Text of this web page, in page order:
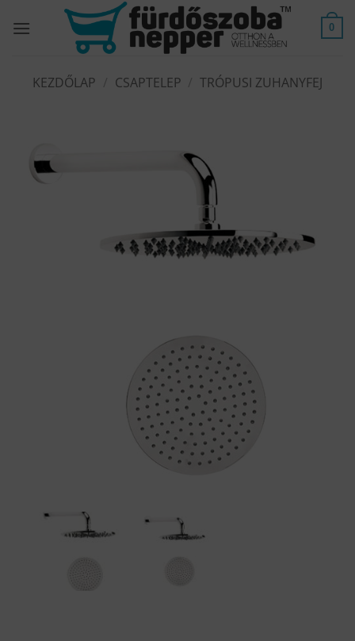
0
KEZDŐLAP CSAPTELEP TRÓPUSI ZUHANYFEJ